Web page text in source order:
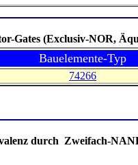
Gates (Exclusiv-NOR,
Bauelemente-Typ
74266
durch Zweifach-